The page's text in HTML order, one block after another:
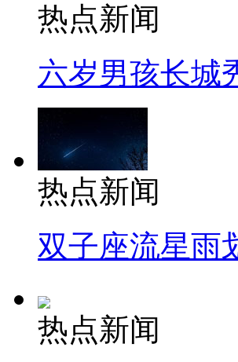
热点新闻
六岁男孩长城
热点新闻
双子座流星雨
热点新闻